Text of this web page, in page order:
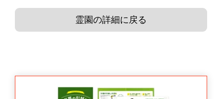
霊園の詳細に戻る